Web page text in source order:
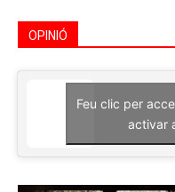
OPINIÓ
Feu clic per
activar